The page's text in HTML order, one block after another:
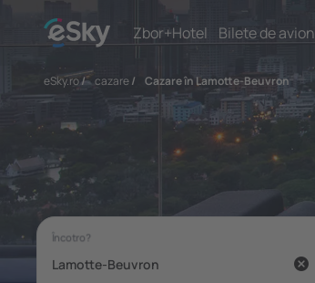
Zbor+Hotel Bilete de avion
eSky.ro/ cazare/ Cazare în Lamotte-Beuvron